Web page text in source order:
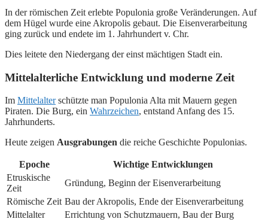
In der römischen Zeit erlebte Populonia große Veränderungen. Auf
dem Hügel wurde eine Akropolis gebaut. Die Eisenverarbeitung
ging zurück und endete im 1. Jahrhundert v. Chr.
Dies leitete den Niedergang der einst mächtigen Stadt ein.
Mittelalterliche Entwicklung und moderne Zeit
Im Mittelalterschützte man Populonia Alta mit Mauern gegen
Piraten. Die Burg, ein Wahrzeichen, entstand Anfang des 15.
Jahrhunderts.
Heute zeigen Ausgrabungen die reiche Geschichte Populonias.
Epoche
Wichtige Entwicklungen
Etruskische
Zeit
Gründung, Beginn der Eisenverarbeitung
Römische Zeit Bau der Akropolis, Ende der Eisenverarbeitung
Mittelalter
Errichtung von Schutzmauern, Bau der Burg